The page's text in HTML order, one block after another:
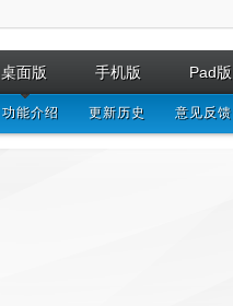
桌面版
功能介绍 更新历史 意见反馈
手机版 Pad版